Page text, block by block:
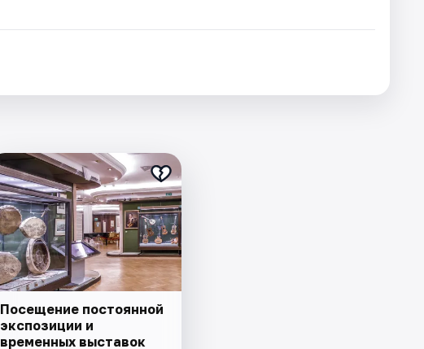
Посещение постоянной
экспозиции и
временных выставок